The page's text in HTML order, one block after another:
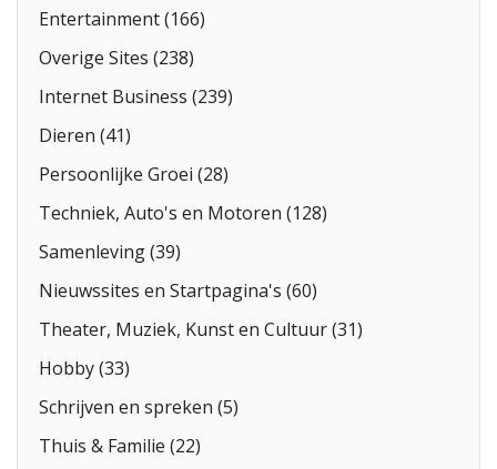
Entertainment (166)
Overige Sites (238)
Internet Business (239)
Dieren (41)
Persoonlijke Groei (28)
Techniek, Auto's en Motoren (128)
Samenleving (39)
Nieuwssites en Startpagina's (60)
Theater, Muziek, Kunst en Cultuur (31)
Hobby (33)
Schrijven en spreken (5)
Thuis & Familie (22)